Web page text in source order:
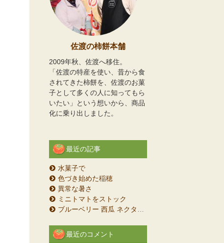
佐渡の柿餅本舗
2009年秋、佐渡へ移住。
「佐渡の特産を使い、昔から食
されてきた柿餅を、佐渡のお菓
子として多くの人に知ってもら
いたい」という想いから、商品
化に乗り出しました。
最近の記事
水菓子で
色づき始めた稲穂
異常な暑さ
ミニトマトをストック
ブルーベリー 西瓜 ネクタリン
最近のコメント